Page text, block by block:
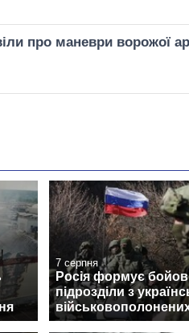
про маневри ворожої
7 серпня
Росія формує
підрозділи з